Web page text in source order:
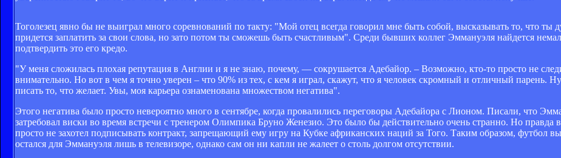
Тоголезец явно бы не выиграл много соревнований по такту: "Мой отец всегда говорил мне быть собой, высказывать то, что ты
придется заплатить за свои слова, но зато потом ты сможешь быть счастливым". Среди бывших коллег Эммануэля найдется
подтвердить это его кредо.
"У меня сложилась плохая репутация в Англии и я не знаю, почему, — сокрушается Адебайор. – Возможно, кто-то просто не
внимательно. Но вот в чем я точно уверен – что 90% из тех, с кем я играл, скажут, что я человек скромный и отличный парень. Ну
писать то, что желает. Увы, моя карьера ознаменована множеством негатива".
Этого негатива было просто невероятно много в сентябре, когда провалились переговоры Адебайора с Лионом. Писали, что
затребовал виски во время встречи с тренером Олимпика Бруно Женезио. Это было бы действительно очень странно. Но правда
просто не захотел подписывать контракт, запрещающий ему игру на Кубке африканских наций за Того. Таким образом, футбол
остался для Эммануэля лишь в телевизоре, однако сам он ни капли не жалеет о столь долгом отсутствии.